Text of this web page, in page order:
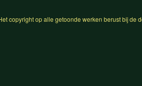
copyright op alle getoonde werken berust bij de